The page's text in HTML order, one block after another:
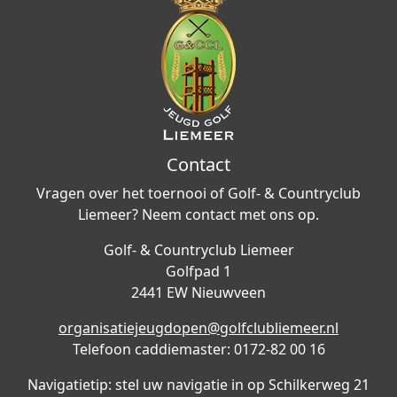
Contact
Vragen over het toernooi of Golf- & Countryclub
Liemeer? Neem contact met ons op.
Golf- & Countryclub Liemeer
Golfpad 1
2441 EW Nieuwveen
organisatiejeugdopen@golfclubliemeer.nl
Telefoon caddiemaster: 0172-82 00 16
Navigatietip: stel uw navigatie in op Schilkerweg 21